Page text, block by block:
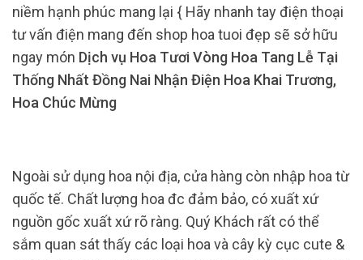
niềm hạnh phúc mang lại { Hãy nhanh tay điện thoại
tư vấn điện mang đến shop hoa tuoi đẹp sẽ sở hữu
ngay món Dịch vụ Hoa Tươi Vòng Hoa Tang Lễ Tại
Thống Nhất Đồng Nai Nhận Điện Hoa Khai Trương,
Hoa Chúc Mừng
Ngoài sử dụng hoa nội địa, cửa hàng còn nhập hoa từ
quốc tế. Chất lượng hoa đc đảm bảo, có xuất xứ
nguồn gốc xuất xứ rõ ràng. Quý Khách rất có thể
sắm quan sát thấy các loại hoa và cây kỳ cục cute &